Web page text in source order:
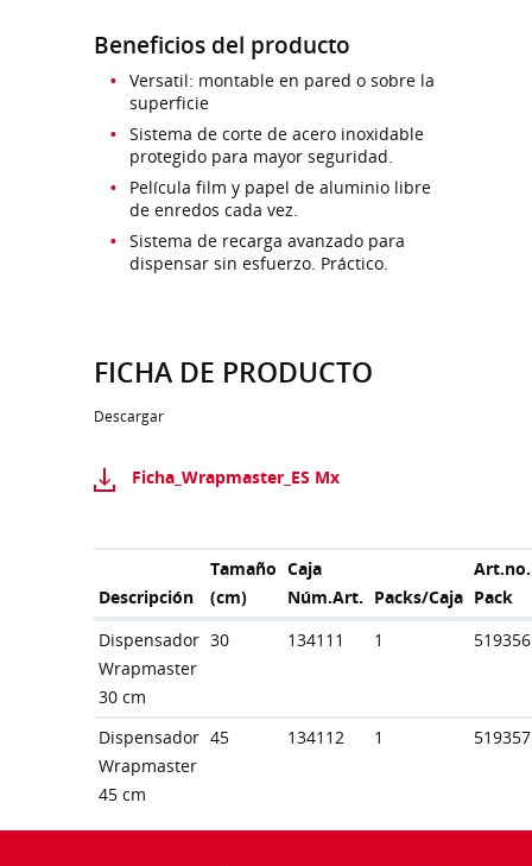
Beneficios del producto
Versatil: montable en pared o sobre la
superficie
Sistema de corte de acero inoxidable
protegido para mayor seguridad.
Película film y papel de aluminio libre
de enredos cada vez.
Sistema de recarga avanzado para
dispensar sin esfuerzo. Práctico.
FICHA DE PRODUCTO
Descargar
Ficha_Wrapmaster_ES Mx
Descripción
Tamaño
(cm)
Caja
Núm.Art. Packs/Caja
Art.no.
Pack
Dispensador
Wrapmaster
30 cm
30 134111 1 519356
Dispensador
Wrapmaster
45 cm
45 134112 1 519357